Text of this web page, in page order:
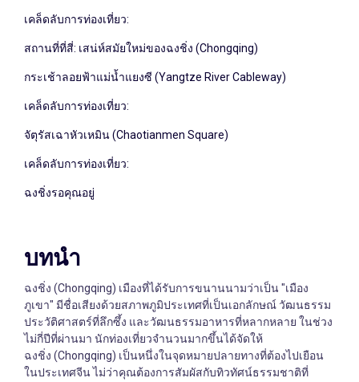
เคล็ดลับการท่องเที่ยว:
สถานที่ที่สี่: เสน่ห์สมัยใหม่ของฉงชิ่ง (Chongqing)
กระเช้าลอยฟ้าแม่น้ำแยงซี (Yangtze River Cableway)
เคล็ดลับการท่องเที่ยว:
จัตุรัสเฉาหัวเหมิน (Chaotianmen Square)
เคล็ดลับการท่องเที่ยว:
ฉงชิ่งรอคุณอยู่
บทนำ
ฉงชิ่ง (Chongqing) เมืองที่ได้รับการขนานนามว่าเป็น "เมือง
ภูเขา" มีชื่อเสียงด้วยสภาพภูมิประเทศที่เป็นเอกลักษณ์ วัฒนธรรม
ประวัติศาสตร์ที่ลึกซึ้ง และวัฒนธรรมอาหารที่หลากหลาย ในช่วง
ไม่กี่ปีที่ผ่านมา นักท่องเที่ยวจำนวนมากขึ้นได้จัดให้
ฉงชิ่ง (Chongqing) เป็นหนึ่งในจุดหมายปลายทางที่ต้องไปเยือน
ในประเทศจีน ไม่ว่าคุณต้องการสัมผัสกับทิวทัศน์ธรรมชาติที่